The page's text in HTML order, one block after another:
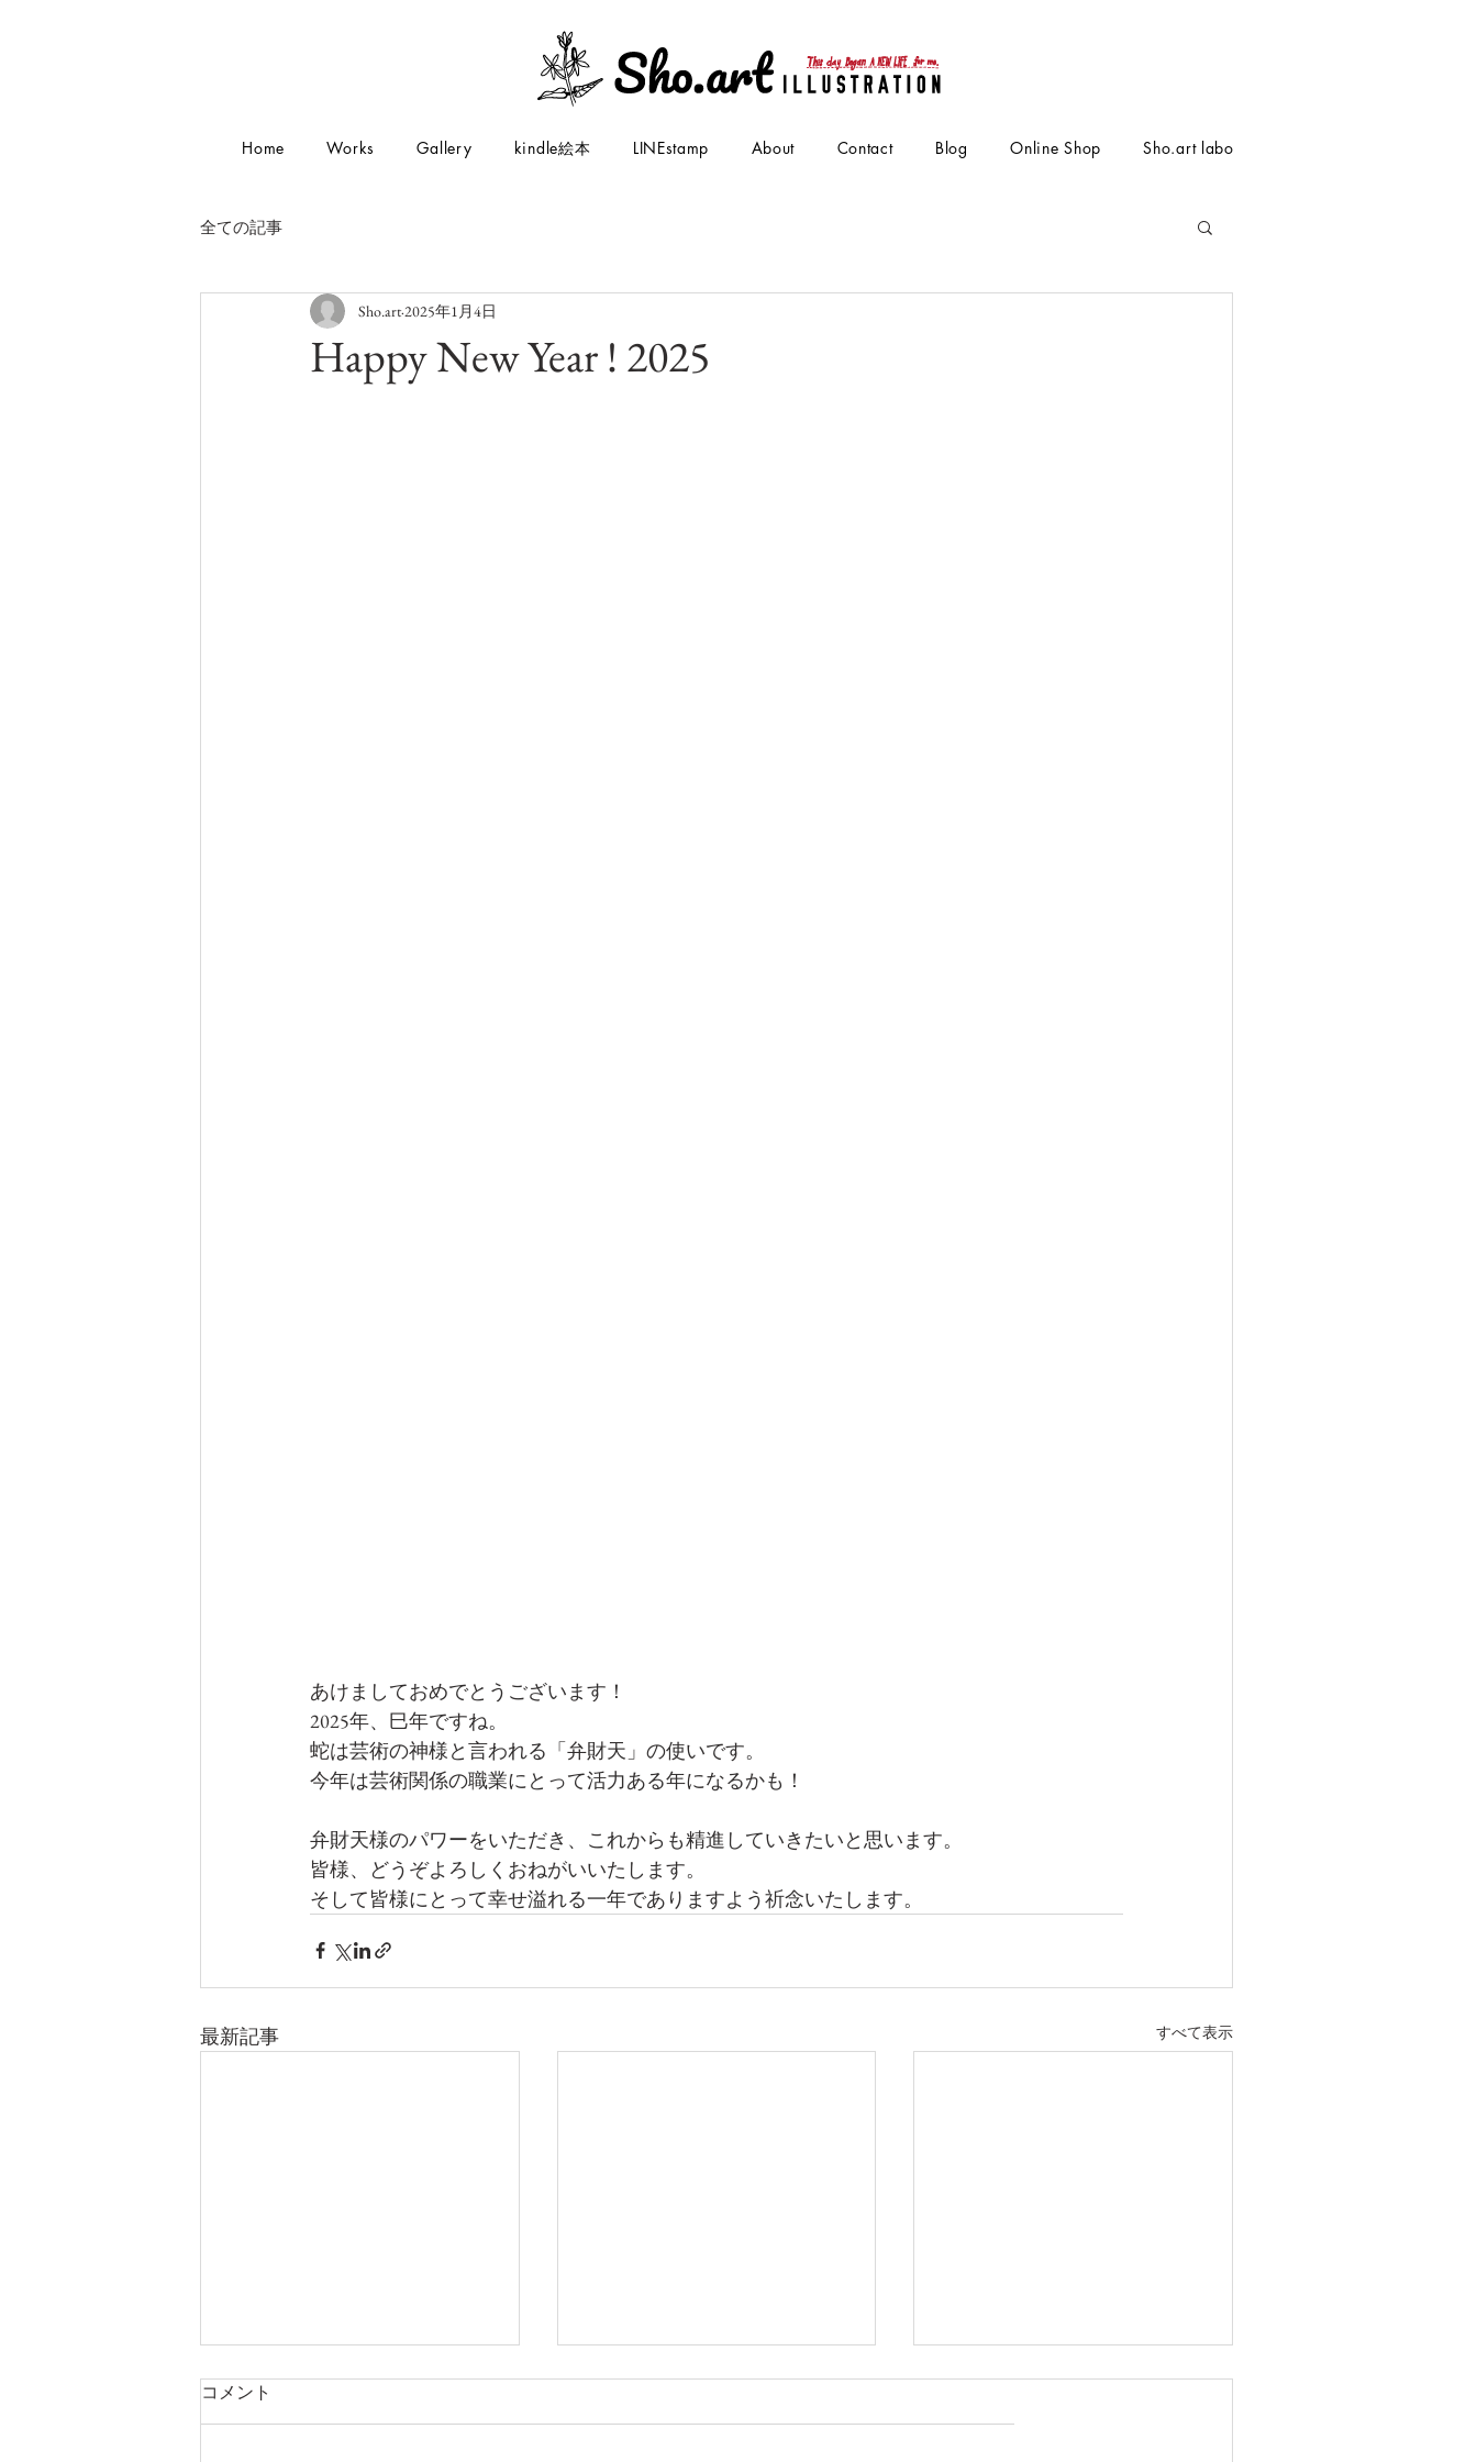
Home Works Gallery kindle絵本 LINEstamp About Contact Blog Online Shop Sho.art labo
全ての記事
Happy New Year ! 2025
Sho.art 2025年1月4日
あけましておめでとうございます！
2025年、巳年ですね。
蛇は芸術の神様と言われる「弁財天」の使いです。
今年は芸術関係の職業にとって活力ある年になるかも！
弁財天様のパワーをいただき、これからも精進していきたいと思います。
皆様、どうぞよろしくおねがいいたします。
そして皆様にとって幸せ溢れる一年でありますよう祈念いたします。
最新記事 すべて表示
コメント